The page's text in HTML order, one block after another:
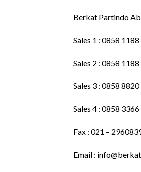
Berkat Partindo
Sales 1 : 0858
Sales 2 : 0858
Sales 3 : 0858
Sales 4 : 0858
Fax : 021 –
Email :